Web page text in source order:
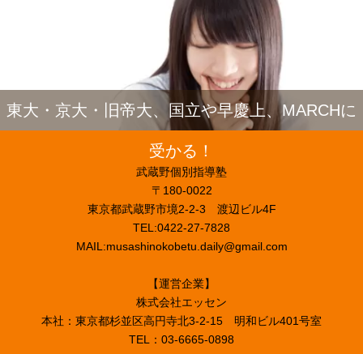
東大・京大・旧帝大、国立や早慶上、MARCHに
受かる！
武蔵野個別指導塾
〒180-0022
東京都武蔵野市境2-2-3 渡辺ビル4F
TEL:0422-27-7828
MAIL:musashinokobetu.daily@gmail.com
【運営企業】
株式会社エッセン
本社：東京都杉並区高円寺北3-2-15 明和ビル401号室
TEL：03-6665-0898